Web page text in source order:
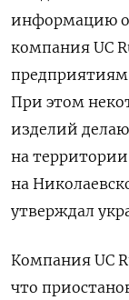
информацию о
компания UC
предприятиям
При этом
изделий
на
на
утверждал
Компания UC
что